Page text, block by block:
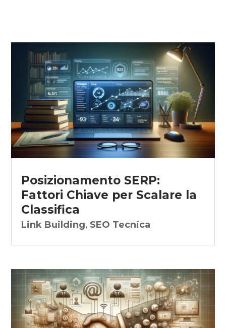
Posizionamento SERP:
Fattori Chiave per Scalare la
Classifica
Link Building, SEO Tecnica